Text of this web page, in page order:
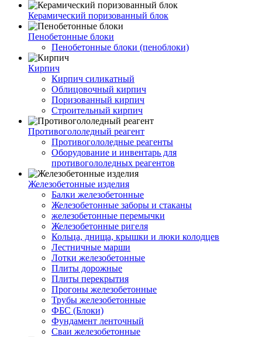
Керамический поризованный блок
Пенобетонные блоки
Пенобетонные блоки (пеноблоки)
Кирпич
Кирпич силикатный
Облицовочный кирпич
Поризованный кирпич
Строительный кирпич
Противогололедный реагент
Противогололедные реагенты
Оборудование и инвентарь для
противогололедных реагентов
Железобетонные изделия
Балки железобетонные
Железобетонные заборы и стаканы
железобетонные перемычки
Железобетонные ригеля
Кольца, днища, крышки и люки колодцев
Лестничные марши
Лотки железобетонные
Плиты дорожные
Плиты перекрытия
Прогоны железобетонные
Трубы железобетонные
ФБС (Блоки)
Фундамент ленточный
Сваи железобетонные